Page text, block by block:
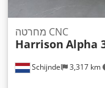
Schijndel 3,317 km
מחרטה CNC
Harrison Alpha